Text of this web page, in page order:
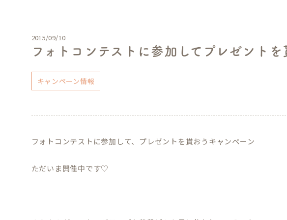
2015/09/10
フォトコンテストに参加してプレゼント
キャンペーン情報
フォトコンテストに参加して、プレゼントを貰おうキャンペーン
ただいま開催中です♡